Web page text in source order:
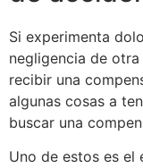
Si experimenta
negligencia de
recibir una
algunas cosas a
buscar una
Uno de estos es el